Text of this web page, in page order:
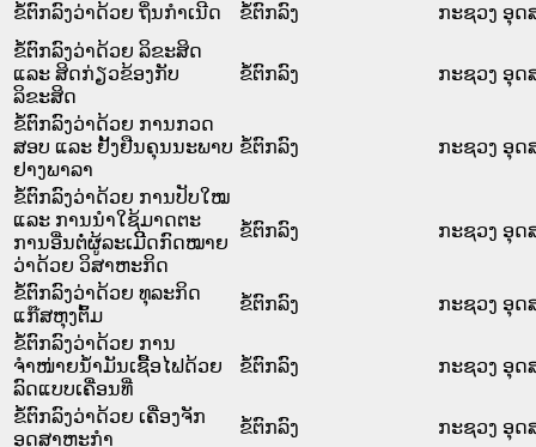
ຂໍ້ຕົກລົງວ່າດ້ວຍ ຖິ່ນກຳເນີດ ຂໍ້ຕົກລົງ
ກະຊວງ ອຸດ
ຂໍ້ຕົກລົງວ່າດ້ວຍ ລິຂະສິດ
ແລະ ສິດກ່ຽວຂ້ອງກັບ
ລິຂະສິດ
ຂໍ້ຕົກລົງ ກະຊວງ ອຸດ
ຂໍ້ຕົກລົງວ່າດ້ວຍ ການກວດ
ສອບ ແລະ ຢັ້ງຢືນຄຸນນະພາບ
ຢາງພາລາ
ຂໍ້ຕົກລົງ ກະຊວງ ອຸດ
ຂໍ້ຕົກລົງວ່າດ້ວຍ ການປັບໃໝ
ແລະ ການນຳໃຊ້ມາດຕະ
ການອື່ນຕໍ່ຜູ້ລະເມິີດກົດໝາຍ
ວ່າດ້ວຍ ວິສາຫະກິດ
ຂໍ້ຕົກລົງ ກະຊວງ ອຸດ
ຂໍ້ຕົກລົງວ່າດ້ວຍ ທຸລະກິດ
ແກ໊ສຫຸງຕົ້ມ
ຂໍ້ຕົກລົງ
ກະຊວງ ອຸດ
ຂໍ້ຕົກລົງວ່າດ້ວຍ ການ
ຈຳໜ່າຍນ້ຳມັນເຊື້ອໄຟດ້ວຍ
ລົດແບບເຄື່ອນທີ່
ຂໍ້ຕົກລົງ ກະຊວງ ອຸດ
ຂໍ້ຕົກລົງວ່າດ້ວຍ ເຄື່ອງຈັກ
ອຸດສາຫະກຳ
ຂໍ້ຕົກລົງ ກະຊວງ ອຸດ